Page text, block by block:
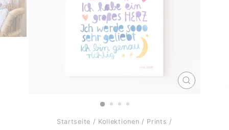
Startseite / Kollektionen / Prints /